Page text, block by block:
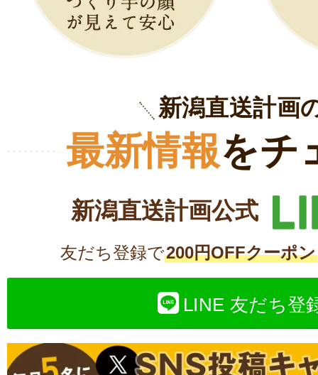
新潟直送計画
最新情報をチ
新潟直送計画公式
友だち登録で200円OFFクーポン
LINE 友だち登